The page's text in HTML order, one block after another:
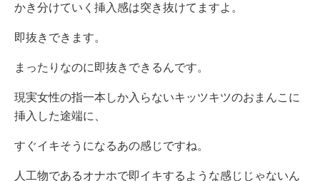
かき分けていく挿入感は突き抜けてますよ。
即抜きできます。
まったりなのに即抜きできるんです。
現実女性の指一本しか入らないキッツキツのおまんこに
挿入した途端に、
すぐイキそうになるあの感じですね。
人工物であるオナホで即イキするような感じじゃないん